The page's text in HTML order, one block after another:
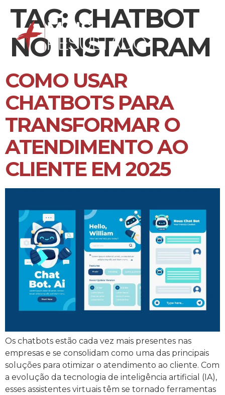
TAG: CHATBOT
NO INSTAGRAM
COMO USAR
CHATBOTS PARA
TRANSFORMAR O
ATENDIMENTO AO
CLIENTE EM 2025
Os chatbots estão cada vez mais presentes nas
empresas e se consolidam como uma das principais
soluções para otimizar o atendimento ao cliente. Com
a evolução da tecnologia de inteligência artificial (IA),
esses assistentes virtuais têm se tornado ferramentas